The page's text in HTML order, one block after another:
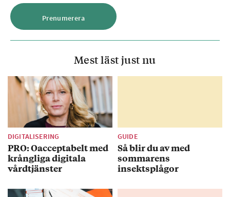
Mest läst just nu
DIGITALISERING
PRO: Oacceptabelt med
krångliga digitala
vårdtjänster
GUIDE
Så blir du av med
sommarens
insektsplågor